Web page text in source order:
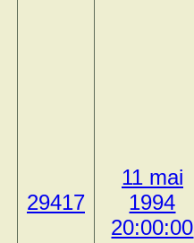
29417
11 mai
1994
20:00:00